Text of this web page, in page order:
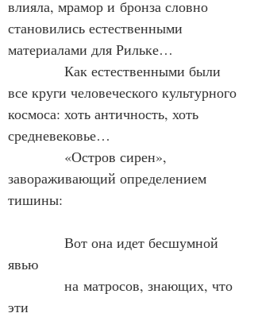
влияла, мрамор и бронза словно
становились естественными
материалами для Рильке…
Как естественными были
все круги человеческого культурного
космоса: хоть античность, хоть
средневековье…
«Остров сирен»,
завораживающий определением
тишины:
Вот она идет бесшумной
явью
на матросов, знающих, что
эти